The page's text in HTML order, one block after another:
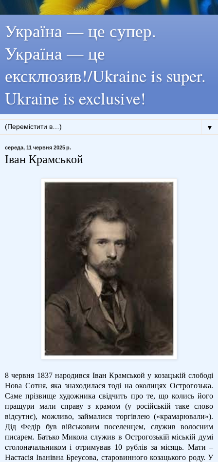
Україна — це супер.
Україна — це
ексклюзив!/Ukraine is super.
Ukraine is exclusive!
▼
середа, 11 червня 2025 р.
Іван Крамськой
8 червня 1837 народився Іван Крамськой у козацькій слободі
Нова Сотня, яка знаходилася тоді на околицях Острогозька.
Саме прізвище художника свідчить про те, що колись його
пращури мали справу з крамом (у російській таке слово
відсутнє), можливо, займалися торгівлею («крамарювали»).
Дід Федір був військовим поселенцем, служив волосним
писарем. Батько Микола служив в Острогозькій міській думі
столоначальником і отримував 10 рублів за місяць. Мати –
Настасія Іванівна Бреусова, старовинного козацького роду. У